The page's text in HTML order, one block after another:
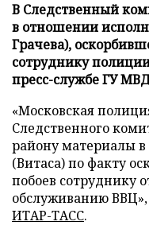
В Следственный
в отношении
Грачева),
сотруднику
пресс-службе ГУ
«Московская
Следственного
району материалы
(Витаса) по факту
побоев сотруднику
обслуживанию ВВЦ»,
ИТАР-ТАСС.